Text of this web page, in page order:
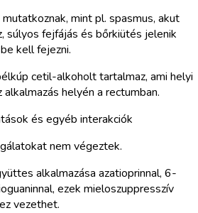
mint pl. spasmus, akut
súlyos fejfájás és bőrkiütés jelenik
kell fejezni.
cetil-alkoholt tartalmaz, ami helyi
helyén a rectumban.
és egyéb interakciók
nem végeztek.
alkalmazása azatioprinnal, 6-
ezek mieloszuppresszív
vezethet.